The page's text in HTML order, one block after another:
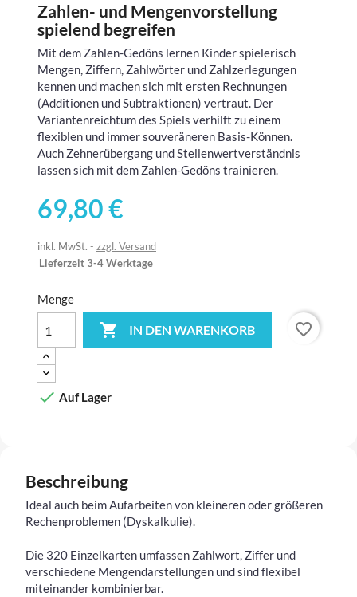
Zahlen- und Mengenvorstellung
spielend begreifen
Mit dem Zahlen-Gedöns lernen Kinder spielerisch
Mengen, Ziffern, Zahlwörter und Zahlzerlegungen
kennen und machen sich mit ersten Rechnungen
(Additionen und Subtraktionen) vertraut. Der
Variantenreichtum des Spiels verhilft zu einem
flexiblen und immer souveräneren Basis-Können.
Auch Zehnerübergang und Stellenwertverständnis
lassen sich mit dem Zahlen-Gedöns trainieren.
69,80 €
inkl. MwSt.
zzgl. Versand
Lieferzeit 3-4 Werktage
Menge
 IN DEN WARENKORB favorite_border
 Auf Lager
Beschreibung
Ideal auch beim Aufarbeiten von kleineren oder größeren
Rechenproblemen (Dyskalkulie).
Die 320 Einzelkarten umfassen Zahlwort, Ziffer und
verschiedene Mengendarstellungen und sind flexibel
miteinander kombinierbar.